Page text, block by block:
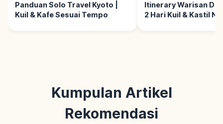
Panduan Solo Travel Kyoto |
Kuil & Kafe Sesuai Tempo
Itinerary Warisan
2 Hari Kuil & Kastil
Kumpulan Artikel
Rekomendasi